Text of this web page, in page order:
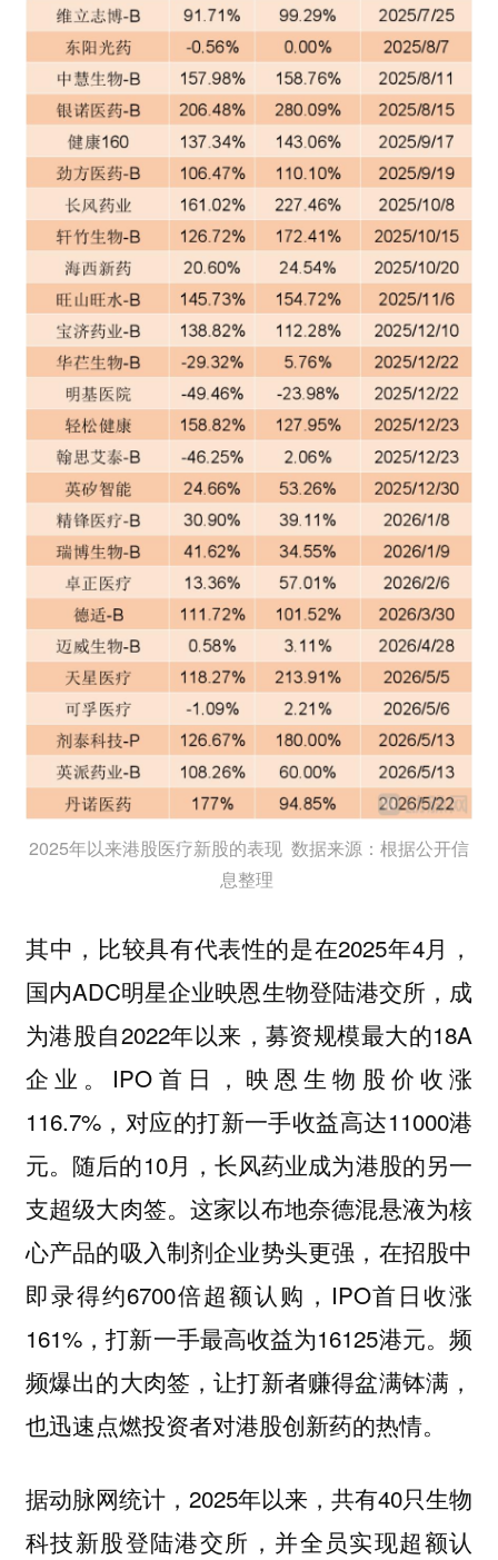
2025年以来港股医疗新股的表现 数据来源：根据公开信
息整理
其中，比较具有代表性的是在2025年4月，
国内ADC明星企业映恩生物登陆港交所，成
为港股自2022年以来，募资规模最大的18A
企业。IPO首日，映恩生物股价收涨
116.7%，对应的打新一手收益高达11000港
元。随后的10月，长风药业成为港股的另一
支超级大肉签。这家以布地奈德混悬液为核
心产品的吸入制剂企业势头更强，在招股中
即录得约6700倍超额认购，IPO首日收涨
161%，打新一手最高收益为16125港元。频
频爆出的大肉签，让打新者赚得盆满钵满，
也迅速点燃投资者对港股创新药的热情。
据动脉网统计，2025年以来，共有40只生物
科技新股登陆港交所，并全员实现超额认